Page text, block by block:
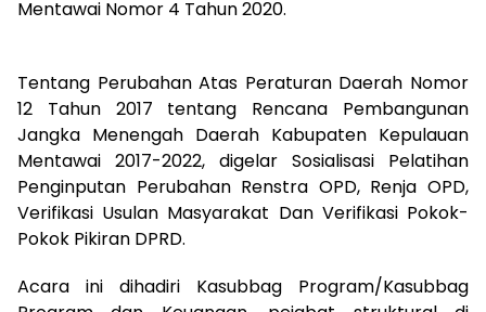
Mentawai Nomor 4 Tahun 2020.
Tentang Perubahan Atas Peraturan Daerah Nomor
12 Tahun 2017 tentang Rencana Pembangunan
Jangka Menengah Daerah Kabupaten Kepulauan
Mentawai 2017-2022, digelar Sosialisasi Pelatihan
Penginputan Perubahan Renstra OPD, Renja OPD,
Verifikasi Usulan Masyarakat Dan Verifikasi Pokok-
Pokok Pikiran DPRD.
Acara ini dihadiri Kasubbag Program/Kasubbag